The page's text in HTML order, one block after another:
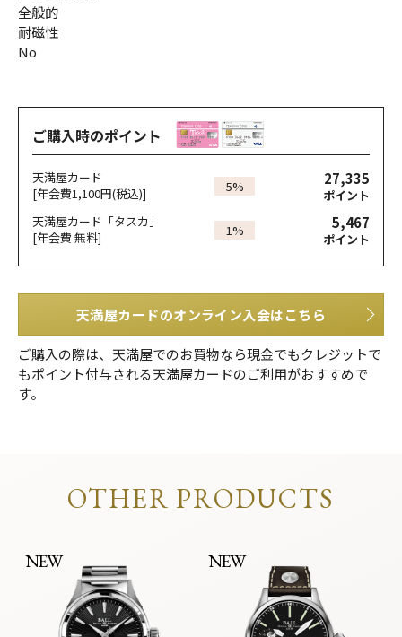
全般的
耐磁性
No
ご購入時のポイント
天満屋カード
[年会費1,100円(税込)]
5% 27,335
ポイント
天満屋カード「タスカ」
[年会費 無料]
1% 5,467
ポイント
天満屋カードのオンライン入会はこちら
ご購入の際は、天満屋でのお買物なら現金でもクレジットで
もポイント付与される天満屋カードのご利用がおすすめで
す。
OTHER PRODUCTS
NEW NEW